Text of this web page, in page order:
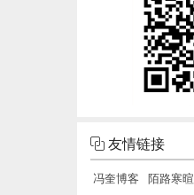
友情链接
冯奎博客 陌路寒暄